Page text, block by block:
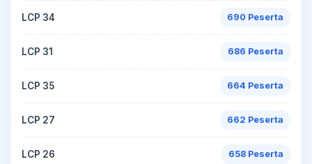
LCP 34 690 Peserta
LCP 31 686 Peserta
LCP 35 664 Peserta
LCP 27 662 Peserta
LCP 26 658 Peserta